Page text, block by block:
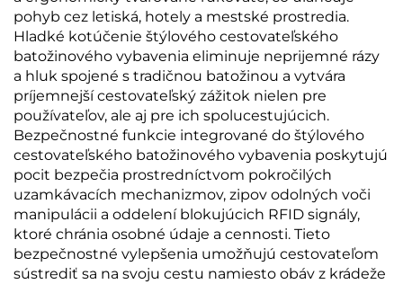
pohyb cez letiská, hotely a mestské prostredia.
Hladké kotúčenie štýlového cestovateľského
batožinového vybavenia eliminuje neprijemné rázy
a hluk spojené s tradičnou batožinou a vytvára
príjemnejší cestovateľský zážitok nielen pre
používateľov, ale aj pre ich spolucestujúcich.
Bezpečnostné funkcie integrované do štýlového
cestovateľského batožinového vybavenia poskytujú
pocit bezpečia prostredníctvom pokročilých
uzamkávacích mechanizmov, zipov odolných voči
manipulácii a oddelení blokujúcich RFID signály,
ktoré chránia osobné údaje a cennosti. Tieto
bezpečnostné vylepšenia umožňujú cestovateľom
sústrediť sa na svoju cestu namiesto obáv z krádeže